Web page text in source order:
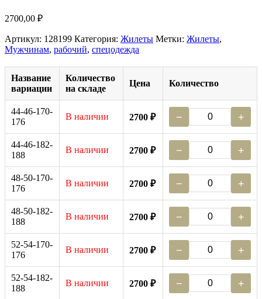
2700,00 ₽
Артикул: 128199 Категория: Жилеты Метки: Жилеты,
Мужчинам, рабочий, спецодежда
Название
вариации
Количество
на складе
Цена Количество
44-46-170-
176
В наличии 2700 ₽ − +
44-46-182-
188
В наличии 2700 ₽ − +
48-50-170-
176
В наличии 2700 ₽ − +
48-50-182-
188
В наличии 2700 ₽ − +
52-54-170-
176
В наличии 2700 ₽ − +
52-54-182-
188
В наличии 2700 ₽ − +